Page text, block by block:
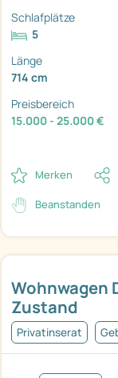
Wohnwagen
Zustand
Privatinserat
Schlafplätze
5
Länge
714 cm
Preisbereich
15.000 - 25.000 €
Merken
Beanstanden